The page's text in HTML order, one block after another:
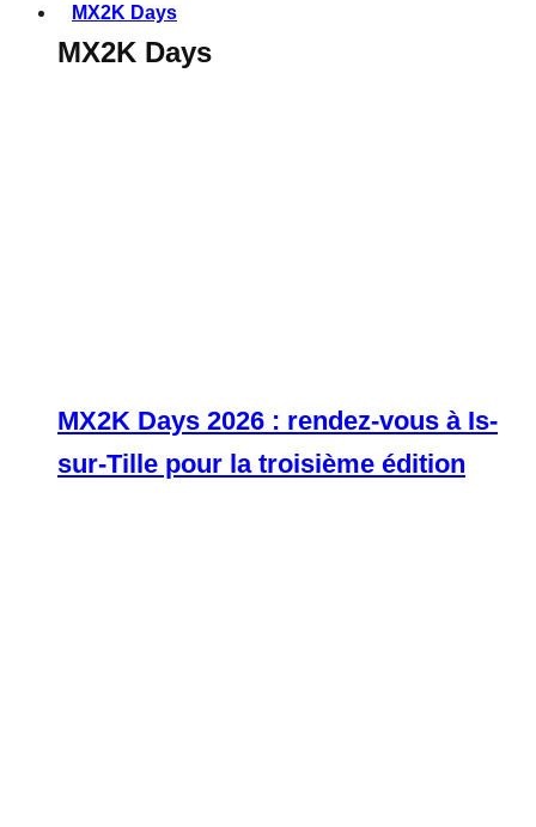
MX2K Days
MX2K Days
MX2K Days 2026 : rendez-vous à Is-
sur-Tille pour la troisième édition